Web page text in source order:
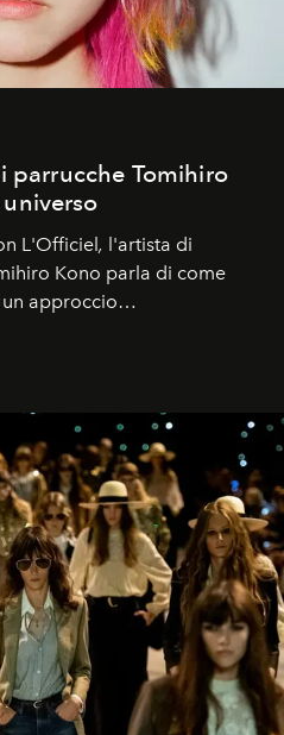
Tomihiro
L'Officiel, l'artista di
Kono parla di come
approccio